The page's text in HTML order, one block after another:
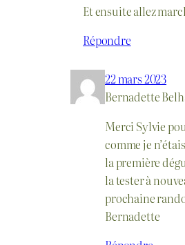
Et ensuite allez
Répondre
22 mars 2023
Bernadette
Merci Sylvie
comme je
la première
la tester à
prochaine
Bernadette